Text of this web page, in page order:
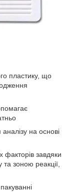
пластику, що
на основі
факторів завдяки
та зоною реакції,